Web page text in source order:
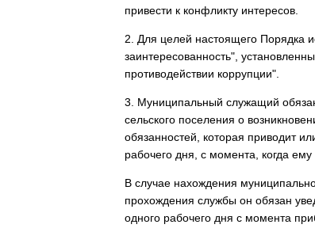
привести к конфликту интересов.
2. Для целей настоящего Порядка
заинтересованность",
противодействии коррупции".
3. Муниципальный служащий
сельского поселения о
обязанностей, которая приводит
рабочего дня, с момента, когда ему
В случае нахождения
прохождения службы он обязан
одного рабочего дня с момента